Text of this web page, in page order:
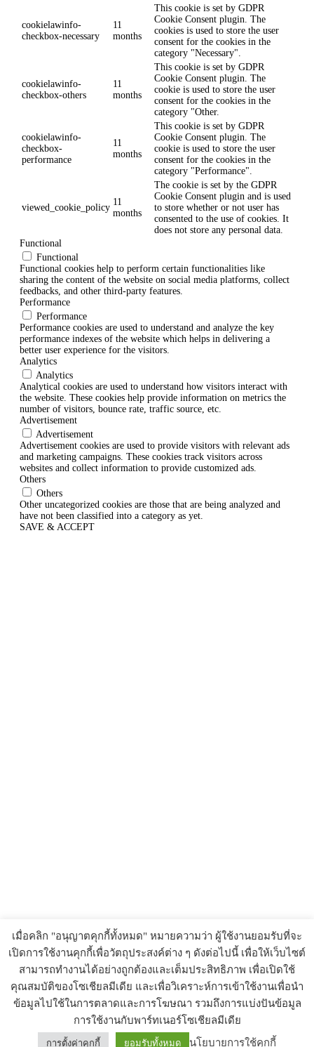
เมื่อคลิก "อนุญาตคุกกี้ทั้งหมด" หมายความว่า ผู้ใช้งานยอมรับที่จะ
เปิดการใช้งานคุกกี้เพื่อวัตถุประสงค์ต่าง ๆ ดังต่อไปนี้ เพื่อให้เว็บไซต์
สามารถทำงานได้อย่างถูกต้องและเต็มประสิทธิภาพ เพื่อเปิดใช้
คุณสมบัติของโซเชียลมีเดีย และเพื่อวิเคราะห์การเข้าใช้งานเพื่อนำ
ข้อมูลไปใช้ในการตลาดและการโฆษณา รวมถึงการแบ่งปันข้อมูล
การใช้งานกับพาร์ทเนอร์โซเชียลมีเดีย
การตั้งค่าคุกกี้ ยอมรับทั้งหมด นโยบายการใช้คุกกี้
cookielawinfo-
checkbox-necessary
11
months
This cookie is set by GDPR
Cookie Consent plugin. The
cookies is used to store the user
consent for the cookies in the
category "Necessary".
cookielawinfo-
checkbox-others
11
months
This cookie is set by GDPR
Cookie Consent plugin. The
cookie is used to store the user
consent for the cookies in the
category "Other.
cookielawinfo-
checkbox-
performance
11
months
This cookie is set by GDPR
Cookie Consent plugin. The
cookie is used to store the user
consent for the cookies in the
category "Performance".
viewed_cookie_policy
11
months
The cookie is set by the GDPR
Cookie Consent plugin and is used
to store whether or not user has
consented to the use of cookies. It
does not store any personal data.
Functional
Functional
Functional cookies help to perform certain functionalities like
sharing the content of the website on social media platforms, collect
feedbacks, and other third-party features.
Performance
Performance
Performance cookies are used to understand and analyze the key
performance indexes of the website which helps in delivering a
better user experience for the visitors.
Analytics
Analytics
Analytical cookies are used to understand how visitors interact with
the website. These cookies help provide information on metrics the
number of visitors, bounce rate, traffic source, etc.
Advertisement
Advertisement
Advertisement cookies are used to provide visitors with relevant ads
and marketing campaigns. These cookies track visitors across
websites and collect information to provide customized ads.
Others
Others
Other uncategorized cookies are those that are being analyzed and
have not been classified into a category as yet.
SAVE & ACCEPT